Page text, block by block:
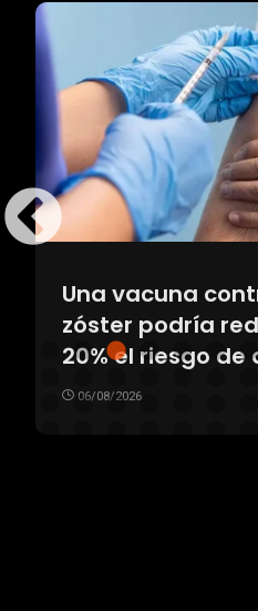
Una vacuna
zóster podría
20% el riesgo
06/08/2026